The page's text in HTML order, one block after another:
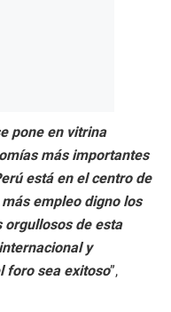
pone en vitrina
más importantes
está en el centro de
empleo digno los
orgullosos de esta
y
foro sea exitoso”,